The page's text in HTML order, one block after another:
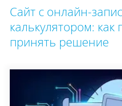
Сайт с онлайн-
калькулятором:
принять решение